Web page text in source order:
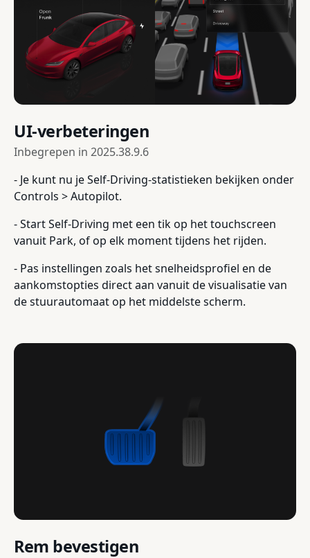
UI-verbeteringen
Inbegrepen in 2025.38.9.6
- Je kunt nu je Self-Driving-statistieken bekijken onder
Controls > Autopilot.
- Start Self-Driving met een tik op het touchscreen
vanuit Park, of op elk moment tijdens het rijden.
- Pas instellingen zoals het snelheidsprofiel en de
aankomstopties direct aan vanuit de visualisatie van
de stuurautomaat op het middelste scherm.
Rem bevestigen